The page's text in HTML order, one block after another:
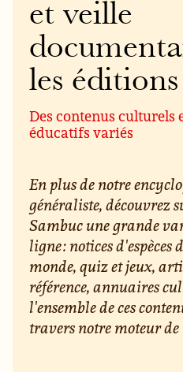
et veille
les
Des contenus culturels
éducatifs variés
En plus de notre
généraliste, découvrez
Sambuc une grande
ligne : notices
monde, quiz et jeux,
référence, annuaires
l'ensemble de ces
travers notre moteur de